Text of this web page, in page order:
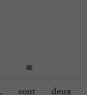
, sont deux